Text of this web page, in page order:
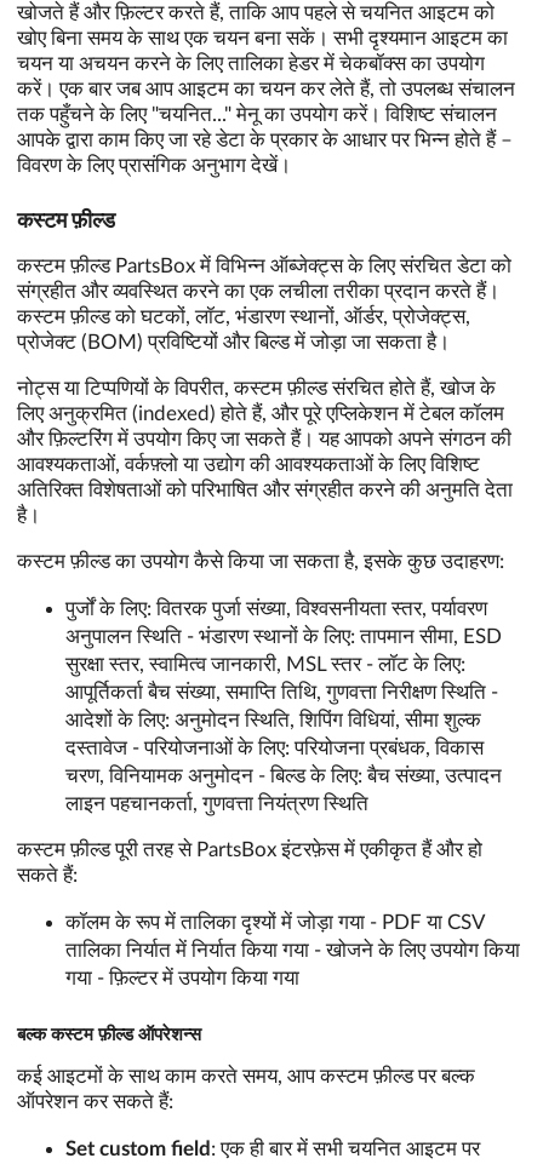
खोजते हैं और फ़िल्टर करते हैं, ताकि आप पहले से चयनित आइटम को
खोए बिना समय के साथ एक चयन बना सकें। सभी दृश्यमान आइटम का
चयन या अचयन करने के लिए तालिका हेडर में चेकबॉक्स का उपयोग
करें। एक बार जब आप आइटम का चयन कर लेते हैं, तो उपलब्ध संचालन
तक पहुँचने के लिए "चयनित..." मेनू का उपयोग करें। विशिष्ट संचालन
आपके द्वारा काम किए जा रहे डेटा के प्रकार के आधार पर भिन्न होते हैं –
विवरण के लिए प्रासंगिक अनुभाग देखें।
कस्टम फ़ील्ड
कस्टम फ़ील्ड PartsBox में विभिन्न ऑब्जेक्ट्स के लिए संरचित डेटा को
संग्रहीत और व्यवस्थित करने का एक लचीला तरीका प्रदान करते हैं।
कस्टम फ़ील्ड को घटकों, लॉट, भंडारण स्थानों, ऑर्डर, प्रोजेक्ट्स,
प्रोजेक्ट (BOM) प्रविष्टियों और बिल्ड में जोड़ा जा सकता है।
नोट्स या टिप्पणियों के विपरीत, कस्टम फ़ील्ड संरचित होते हैं, खोज के
लिए अनुक्रमित (indexed) होते हैं, और पूरे एप्लिकेशन में टेबल कॉलम
और फ़िल्टरिंग में उपयोग किए जा सकते हैं। यह आपको अपने संगठन की
आवश्यकताओं, वर्कफ़्लो या उद्योग की आवश्यकताओं के लिए विशिष्ट
अतिरिक्त विशेषताओं को परिभाषित और संग्रहीत करने की अनुमति देता
है।
कस्टम फ़ील्ड का उपयोग कैसे किया जा सकता है, इसके कुछ उदाहरण:
पुर्जों के लिए: वितरक पुर्जा संख्या, विश्वसनीयता स्तर, पर्यावरण
अनुपालन स्थिति - भंडारण स्थानों के लिए: तापमान सीमा, ESD
सुरक्षा स्तर, स्वामित्व जानकारी, MSL स्तर - लॉट के लिए:
आपूर्तिकर्ता बैच संख्या, समाप्ति तिथि, गुणवत्ता निरीक्षण स्थिति -
आदेशों के लिए: अनुमोदन स्थिति, शिपिंग विधियां, सीमा शुल्क
दस्तावेज - परियोजनाओं के लिए: परियोजना प्रबंधक, विकास
चरण, विनियामक अनुमोदन - बिल्ड के लिए: बैच संख्या, उत्पादन
लाइन पहचानकर्ता, गुणवत्ता नियंत्रण स्थिति
कस्टम फ़ील्ड पूरी तरह से PartsBox इंटरफ़ेस में एकीकृत हैं और हो
सकते हैं:
कॉलम के रूप में तालिका दृश्यों में जोड़ा गया - PDF या CSV
तालिका निर्यात में निर्यात किया गया - खोजने के लिए उपयोग किया
गया - फ़िल्टर में उपयोग किया गया
बल्क कस्टम फ़ील्ड ऑपरेशन्स
कई आइटमों के साथ काम करते समय, आप कस्टम फ़ील्ड पर बल्क
ऑपरेशन कर सकते हैं:
Set custom field : एक ही बार में सभी चयनित आइटम पर